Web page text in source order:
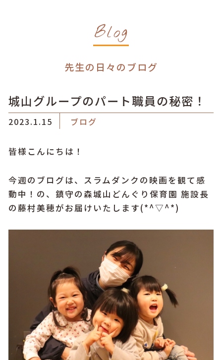
Blog
先生の日々のブログ
城山グループのパート職員の秘密！
2023.1.15 ブログ
皆様こんにちは！
今週のブログは、スラムダンクの映画を観て感
動中！の、鎮守の森城山どんぐり保育園 施設長
の藤村美穂がお届けいたします(*^▽^*)